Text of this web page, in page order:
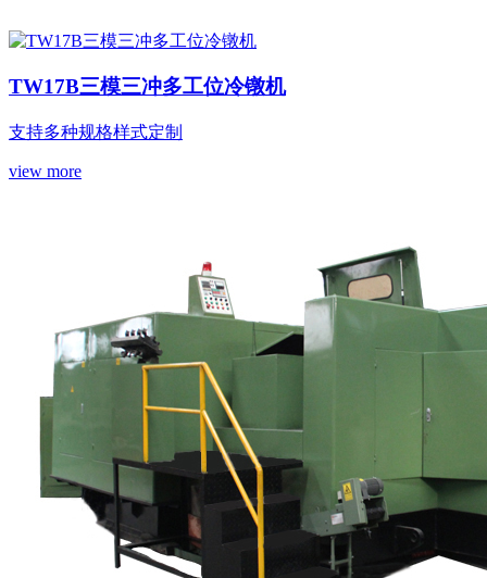
TW17B三模三冲多工位冷镦机
支持多种规格样式定制
view more